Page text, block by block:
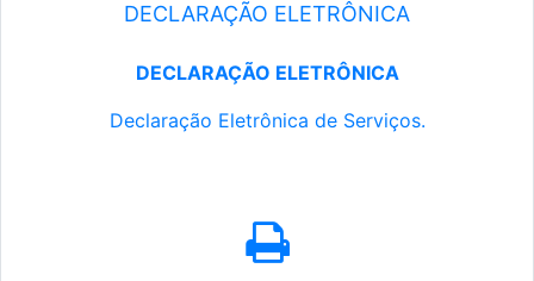
DECLARAÇÃO ELETRÔNICA
DECLARAÇÃO ELETRÔNICA
Declaração Eletrônica de Serviços.